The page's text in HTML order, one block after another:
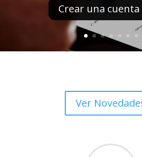
Crear una
Ver